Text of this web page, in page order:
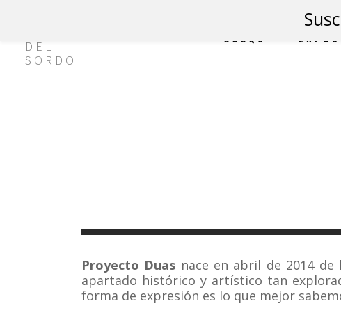
CCCQS
Proyecto Duas nace en abril de 2014
apartado histórico y artístico tan
forma de expresión es lo que mejor